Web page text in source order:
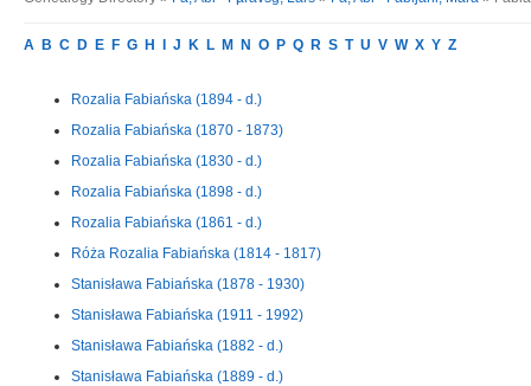
A B C D E F G H J K L M N O P Q R S T U V W X Y Z
Rozalia Fabiańska (1894 - d.)
Rozalia Fabiańska (1870 - 1873)
Rozalia Fabiańska (1830 - d.)
Rozalia Fabiańska (1898 - d.)
Rozalia Fabiańska (1861 - d.)
Róża Rozalia Fabiańska (1814 - 1817)
Stanisława Fabiańska (1878 - 1930)
Stanisława Fabiańska (1911 - 1992)
Stanisława Fabiańska (1882 - d.)
Stanisława Fabiańska (1889 - d.)